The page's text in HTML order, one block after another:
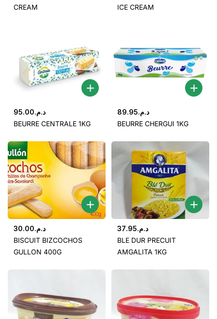
CREAM
ICE CREAM
د.م.95.00
BEURRE CENTRALE 1KG
د.م.89.95
BEURRE CHERGUI 1KG
د.م.30.00
BISCUIT BIZCOCHOS
GULLON 400G
د.م.37.95
BLE DUR PRECUIT
AMGALITA 1KG